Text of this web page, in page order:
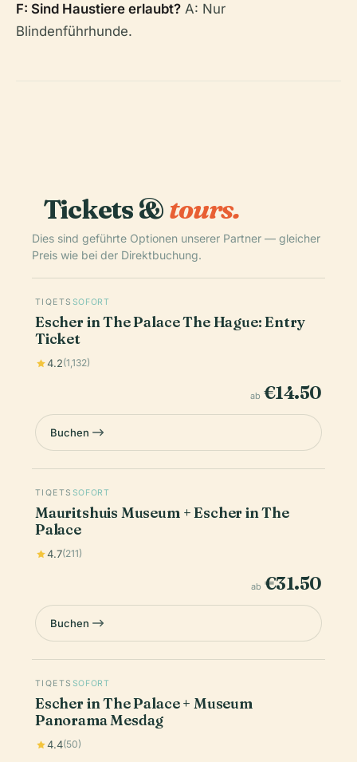
F: Sind Haustiere erlaubt? A: Nur
Blindenführhunde.
Tickets &tours.
Dies sind geführte Optionen unserer Partner — gleicher
Preis wie bei der Direktbuchung.
TIQETS SOFORT
Escher in The Palace The Hague: Entry
Ticket
4.2(1,132)
ab €14.50
Buchen
TIQETS SOFORT
Mauritshuis Museum + Escher in The
Palace
4.7(211)
ab €31.50
Buchen
TIQETS SOFORT
Escher in The Palace + Museum
Panorama Mesdag
4.4(50)